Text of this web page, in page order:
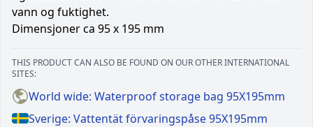
vann og fuktighet.
Dimensjoner ca 95 x 195 mm
THIS PRODUCT CAN ALSO BE FOUND ON OUR OTHER INTERNATIONAL
SITES:
World wide: Waterproof storage bag 95X195mm
Sverige: Vattentät förvaringspåse 95X195mm